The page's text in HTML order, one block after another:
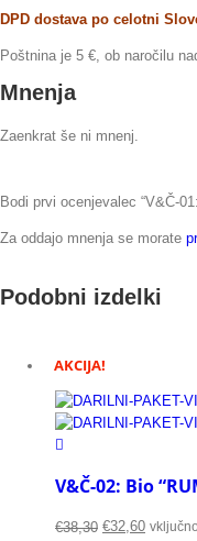
DPD dostava po celotni
Poštnina je 5 €, ob naročilu
Mnenja
Zaenkrat še ni mnenj.
Bodi prvi ocenjevalec “V&Č-
Za oddajo mnenja se morate
Podobni izdelki
AKCIJA!
V&Č-02: Bio
€38,30 €32,60